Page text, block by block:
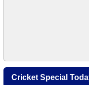
Cricket Special